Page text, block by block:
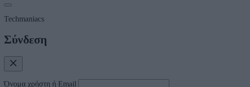
Techmaniacs
Σύνδεση
Όνομα χρήστη ή Email